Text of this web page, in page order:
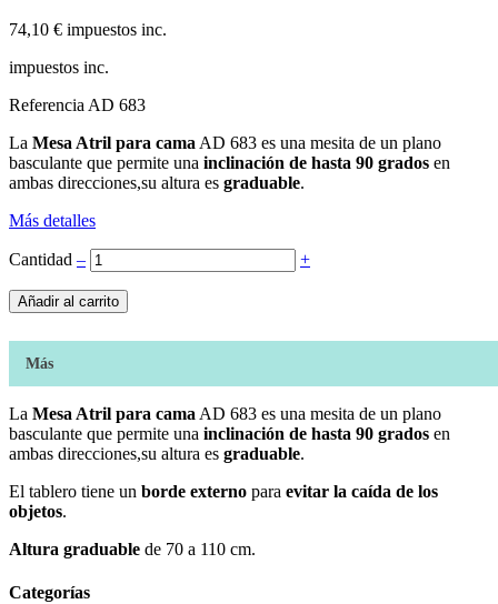
74,10 € impuestos inc.
impuestos inc.
Referencia AD 683
La Mesa Atril para cama AD 683 es una mesita de un plano
basculante que permite una inclinación de hasta 90 grados en
ambas direcciones,su altura es graduable.
Más detalles
Cantidad ‒ +
Añadir al carrito
Más
La Mesa Atril para cama AD 683 es una mesita de un plano
basculante que permite una inclinación de hasta 90 grados en
ambas direcciones,su altura es graduable.
El tablero tiene un borde externo para evitar la caída de los
objetos.
Altura graduable de 70 a 110 cm.
Categorías